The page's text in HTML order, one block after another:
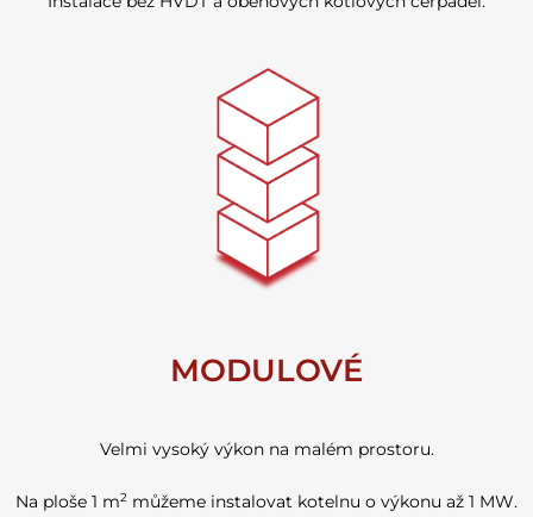
MODULOVÉ
Velmi vysoký výkon na malém prostoru.
Na ploše 1 m2 můžeme instalovat kotelnu o výkonu až 1 MW.